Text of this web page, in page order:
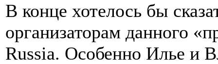
В конце хотелось бы
организаторам данного
Russia. Особенно Илье и